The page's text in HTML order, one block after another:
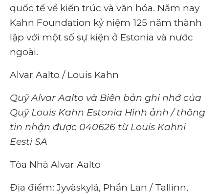
quốc tế về kiến ​​trúc và văn hóa. Năm nay
Kahn Foundation kỷ niệm 125 năm thành
lập với một số sự kiện ở Estonia và nước
ngoài.
Alvar Aalto / Louis Kahn
Quỹ Alvar Aalto và Biên bản ghi nhớ của
Quỹ Louis Kahn Estonia Hình ảnh / thông
tin nhận được 040626 từ Louis Kahni
Eesti SA
Tòa Nhà Alvar Aalto
Địa điểm: Jyväskylä, Phần Lan / Tallinn,